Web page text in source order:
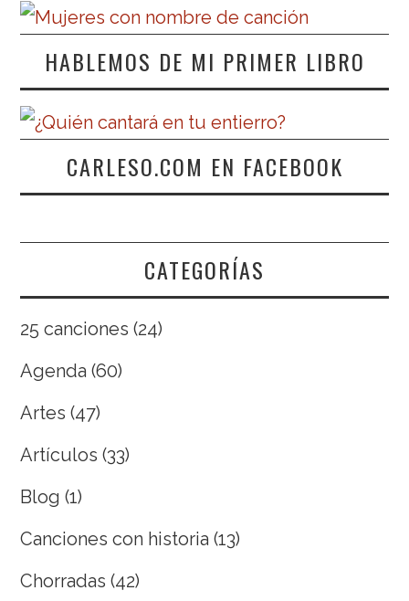
HABLEMOS DE MI PRIMER LIBRO
CARLESO.COM EN FACEBOOK
CATEGORÍAS
25 canciones (24)
Agenda (60)
Artes (47)
Artículos (33)
Blog (1)
Canciones con historia (13)
Chorradas (42)